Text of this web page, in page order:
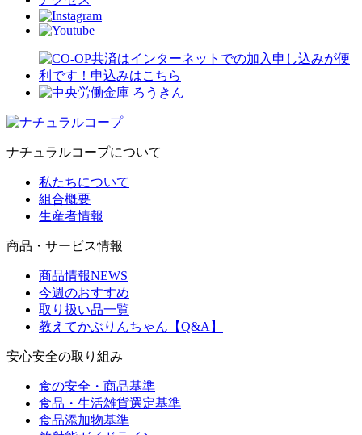
ナチュラルコープについて
私たちについて
組合概要
生産者情報
商品・サービス情報
商品情報NEWS
今週のおすすめ
取り扱い品一覧
教えてかぶりんちゃん【Q&A】
安心安全の取り組み
食の安全・商品基準
食品・生活雑貨選定基準
食品添加物基準